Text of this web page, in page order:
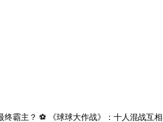
霸主？ ⚽ 《球球大作战》：十人混战